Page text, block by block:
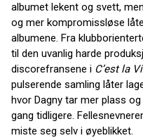
albumet lekent og svett,
og mer kompromissløse
albumene. Fra
til den uvanlig harde
discorefransene i C’est la
pulserende samling låter
hvor Dagny tar mer plass
gang tidligere.
miste seg selv i øyeblikket.